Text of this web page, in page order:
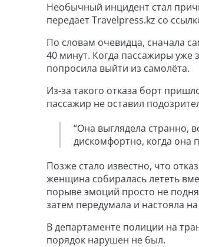
Необычный инцидент стал
передает Travelpress.kz со
По словам очевидца, сначала
40 минут. Когда пассажиры уже
попросила выйти из самолёта.
Из-за такого отказа борт
пассажир не оставил
“Она выглядела странно,
дискомфортно, когда она
Позже стало известно, что
женщина собиралась лететь
порыве эмоций просто не
затем передумала и настояла
В департаменте полиции на
порядок нарушен не был.